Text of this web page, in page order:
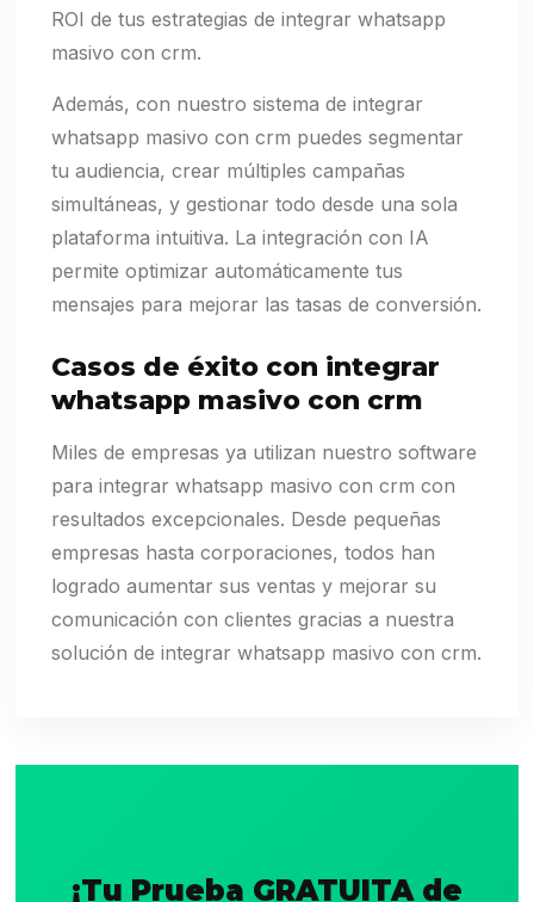
ROI de tus estrategias de integrar whatsapp
masivo con crm.
Además, con nuestro sistema de integrar
whatsapp masivo con crm puedes segmentar
tu audiencia, crear múltiples campañas
simultáneas, y gestionar todo desde una sola
plataforma intuitiva. La integración con IA
permite optimizar automáticamente tus
mensajes para mejorar las tasas de conversión.
Casos de éxito con integrar
whatsapp masivo con crm
Miles de empresas ya utilizan nuestro software
para integrar whatsapp masivo con crm con
resultados excepcionales. Desde pequeñas
empresas hasta corporaciones, todos han
logrado aumentar sus ventas y mejorar su
comunicación con clientes gracias a nuestra
solución de integrar whatsapp masivo con crm.
¡Tu Prueba GRATUITA de